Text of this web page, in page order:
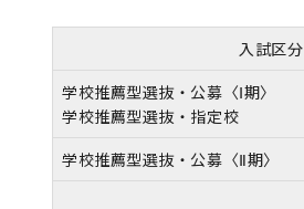
入試区分
学校推薦型選抜・公募〈Ⅰ期〉
学校推薦型選抜・指定校
学校推薦型選抜・公募〈Ⅱ期〉